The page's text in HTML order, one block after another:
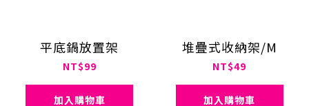
平底鍋放置架
NT$99
加入購物車
堆疊式收納架/M
NT$49
加入購物車